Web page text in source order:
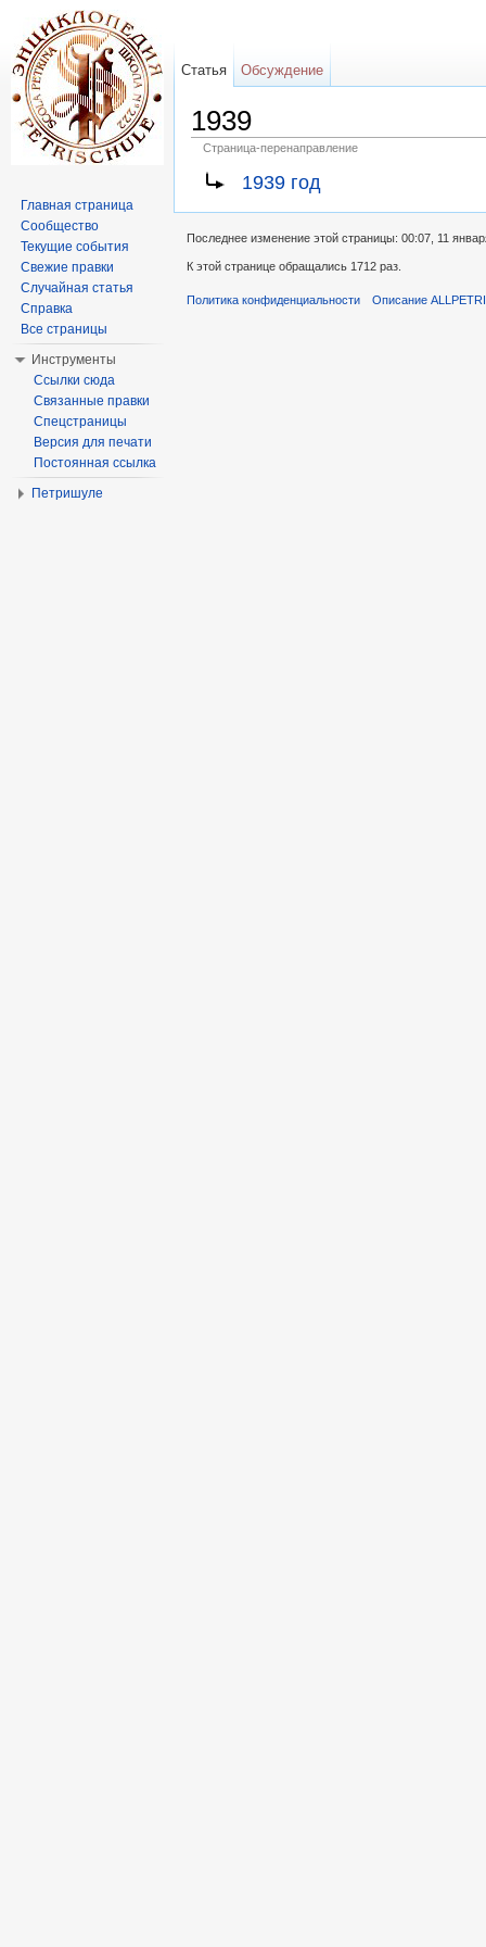
1939
Страница-перенаправление
1939 год
Статья Обсуждение
Главная страница
Сообщество
Текущие события
Свежие правки
Случайная статья
Справка
Все страницы
Инструменты
Ссылки сюда
Связанные правки
Спецстраницы
Версия для печати
Постоянная ссылка
Петришуле
Последнее изменение этой страницы: 00:07, 11
К этой странице обращались 1712 раз.
Политика конфиденциальности Описание